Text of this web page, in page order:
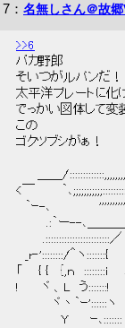
7 ： 名無しさん＠故
>>6
バカ野郎
そいつがルパンだ！
太平洋プレートに化
でっかい図体して
この
ゴクツブシがぁ！
＿＿/
<￣　　　｀､
｀ｰ-､　　　　　
.:｀ー--､＿＿＿＿
.::::::::::::::::::::::::／
_r‐'::::::::/＾ヽ:::::::{ 　
「 　 { {　｛,ｎ　::::::::i
!　　 ヾ 、L　う:::::::!
ヾ丶｀ｰ'::::::ヽ　
Y　 　ｰ､:::::::ヽ